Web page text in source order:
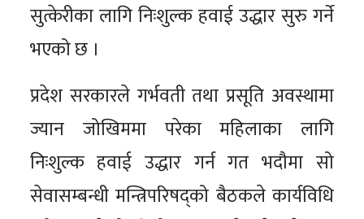
सुत्केरीका लागि निःशुल्क हवाई उद्धार सुरु गर्ने
भएको छ ।
प्रदेश सरकारले गर्भवती तथा प्रसूति अवस्थामा
ज्यान जोखिममा परेका महिलाका लागि
निःशुल्क हवाई उद्धार गर्न गत भदौमा सो
सेवासम्बन्धी मन्त्रिपरिषद्को बैठकले कार्यविधि